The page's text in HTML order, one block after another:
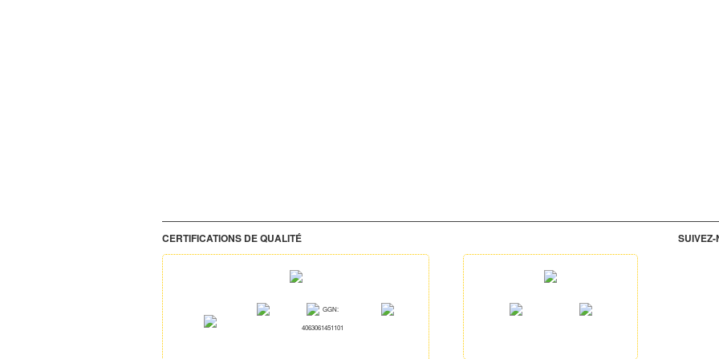
CERTIFICATIONS DE QUALITÉ
GGN:
4063061451101
SUIVEZ-